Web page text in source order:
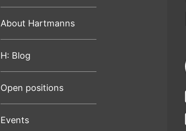
About Hartmanns
H: Blog
Open positions
Events